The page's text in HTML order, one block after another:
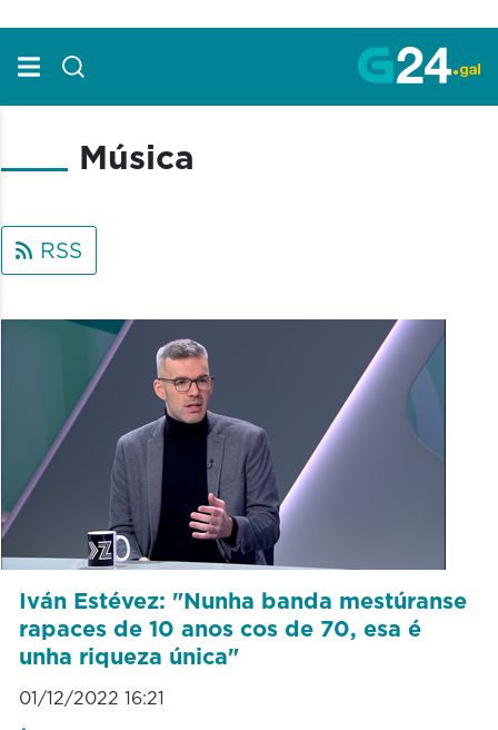
Música
RSS
Iván Estévez: "Nunha banda mestúranse
rapaces de 10 anos cos de 70, esa é
unha riqueza única"
01/12/2022 16:21